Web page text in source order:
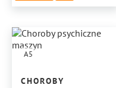
A5
CHOROBY